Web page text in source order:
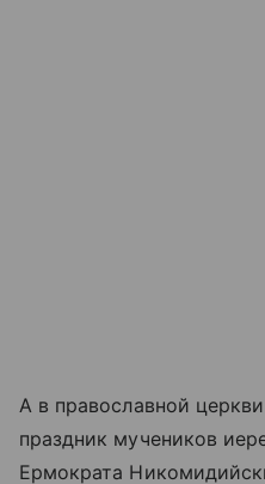
А в православной
праздник мучеников
Ермократа